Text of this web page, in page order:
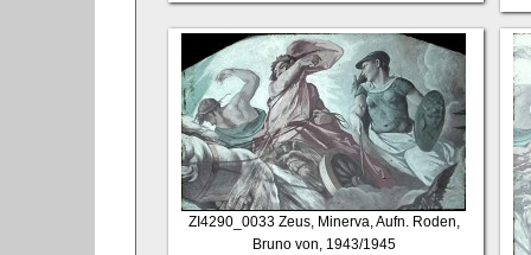
ZI4290_0033 Zeus, Minerva, Aufn. Roden,
Bruno von, 1943/1945